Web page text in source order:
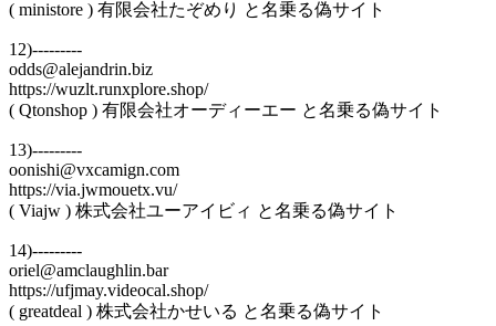
( ministore ) 有限会社たぞめり と名乗る偽サイト
12)---------
odds@alejandrin.biz
https://wuzlt.runxplore.shop/
( Qtonshop ) 有限会社オーディーエー と名乗る偽サイト
13)---------
oonishi@vxcamign.com
https://via.jwmouetx.vu/
( Viajw ) 株式会社ユーアイビィ と名乗る偽サイト
14)---------
oriel@amclaughlin.bar
https://ufjmay.videocal.shop/
( greatdeal ) 株式会社かせいる と名乗る偽サイト